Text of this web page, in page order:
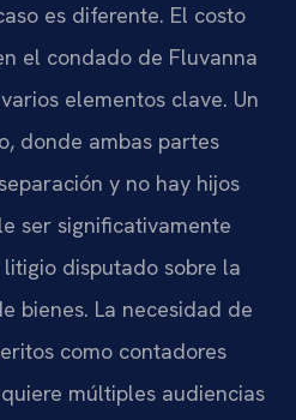
es diferente. El costo
el condado de Fluvanna
elementos clave. Un
donde ambas partes
y no hay hijos
ser significativamente
disputado sobre la
bienes. La necesidad de
como contadores
múltiples audiencias